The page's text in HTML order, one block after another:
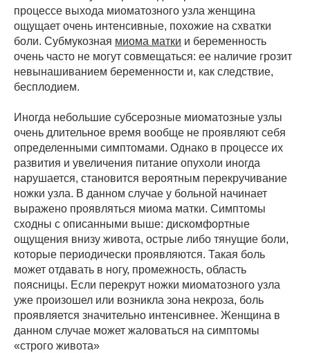
процессе выхода миоматозного узла женщина
ощущает очень интенсивные, похожие на схватки
боли. Субмукозная миома матки и беременность
очень часто не могут совмещаться: ее наличие грозит
невынашиванием беременности и, как следствие,
бесплодием.
Иногда небольшие субсерозные миоматозные узлы
очень длительное время вообще не проявляют себя
определенными симптомами. Однако в процессе их
развития и увеличения питание опухоли иногда
нарушается, становится вероятным перекручивание
ножки узла. В данном случае у больной начинает
выражено проявляться миома матки. Симптомы
сходны с описанными выше: дискомфортные
ощущения внизу живота, острые либо тянущие боли,
которые периодически проявляются. Такая боль
может отдавать в ногу, промежность, область
поясницы. Если перекрут ножки миоматозного узла
уже произошел или возникла зона некроза, боль
проявляется значительно интенсивнее. Женщина в
данном случае может жаловаться на симптомы
«строго живота»